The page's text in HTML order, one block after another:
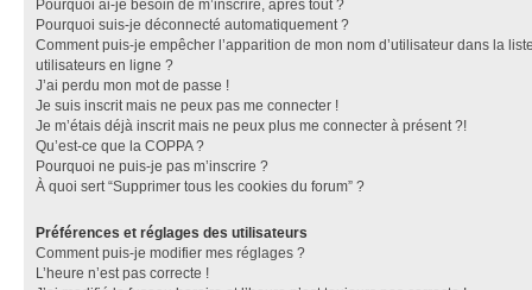
Pourquoi ai-je besoin de m’inscrire, après tout ?
Pourquoi suis-je déconnecté automatiquement ?
Comment puis-je empêcher l’apparition de mon nom d’utilisateur dans la
utilisateurs en ligne ?
J’ai perdu mon mot de passe !
Je suis inscrit mais ne peux pas me connecter !
Je m’étais déjà inscrit mais ne peux plus me connecter à présent ?!
Qu’est-ce que la COPPA ?
Pourquoi ne puis-je pas m’inscrire ?
À quoi sert “Supprimer tous les cookies du forum” ?
Préférences et réglages des utilisateurs
Comment puis-je modifier mes réglages ?
L’heure n’est pas correcte !